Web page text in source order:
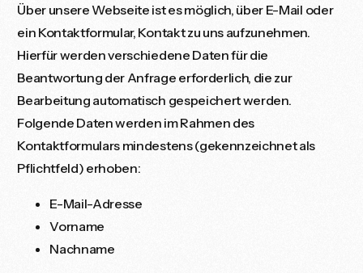
Über unsere Webseite ist es möglich, über E-Mail oder
ein Kontaktformular, Kontakt zu uns aufzunehmen.
Hierfür werden verschiedene Daten für die
Beantwortung der Anfrage erforderlich, die zur
Bearbeitung automatisch gespeichert werden.
Folgende Daten werden im Rahmen des
Kontaktformulars mindestens (gekennzeichnet als
Pflichtfeld) erhoben:
E-Mail-Adresse
Vorname
Nachname